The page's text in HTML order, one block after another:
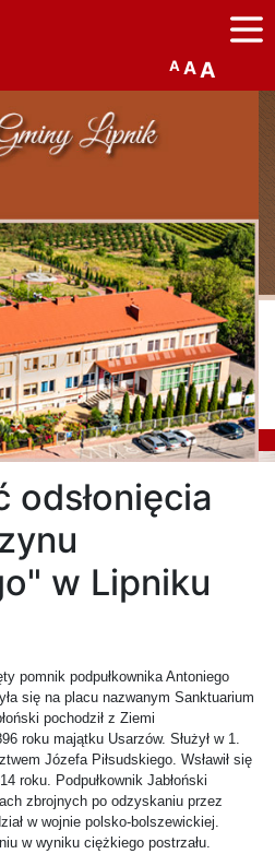
A AA
odsłonięcia
w Lipniku
pomnik podpułkownika Antoniego
się na placu nazwanym Sanktuarium
pochodził z Ziemi
roku majątku Usarzów. Służył w 1.
Józefa Piłsudskiego. Wsławił się
roku. Podpułkownik Jabłoński
zbrojnych po odzyskaniu przez
w wojnie polsko-bolszewickiej.
w wyniku ciężkiego postrzału.